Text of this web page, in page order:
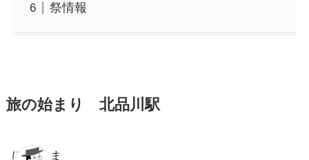
祭情報
旅の始まり 北品川駅
ぽちゃま